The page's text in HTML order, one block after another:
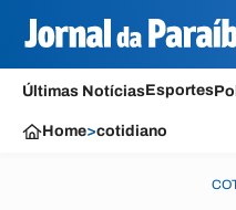
Últimas NotíciasEsportes
Home>cotidiano